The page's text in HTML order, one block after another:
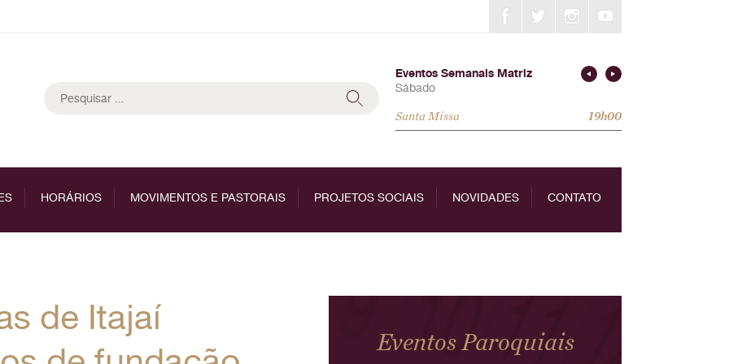
por:
Eventos Semanais Matriz
Sábado
Santa Missa 19h00
Domingo
Santa Missa 08h00
HORÁRIOS MOVIMENTOS E PASTORAIS PROJETOS SOCIAIS NOVIDADES CONTATO
de Itajaí
Eventos Paroquiais